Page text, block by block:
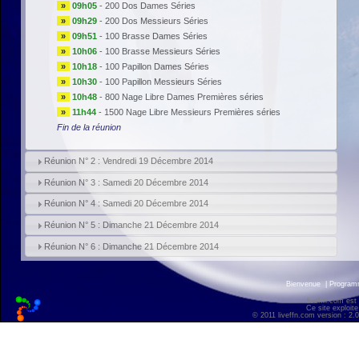
»
09h05- 200 Dos Dames Séries
»
09h29- 200 Dos Messieurs Séries
»
09h51 - 100 Brasse Dames Séries
»
10h06- 100 Brasse Messieurs Séries
»
10h18- 100 Papillon Dames Séries
»
10h30- 100 Papillon Messieurs Séries
»
10h48- 800 Nage Libre Dames Premières séries
»
11h44- 1500 Nage Libre Messieurs Premières séries
Fin de la réunion
Réunion N° 2 : Vendredi 19 Décembre 2014
Réunion N° 3 : Samedi 20 Décembre 2014
Réunion N° 4 : Samedi 20 Décembre 2014
Réunion N° 5 : Dimanche 21 Décembre 2014
Réunion N° 6 : Dimanche 21 Décembre 2014
Bienvenue
liveffn.com est
Ce site
© 2011 liveffn.com version :